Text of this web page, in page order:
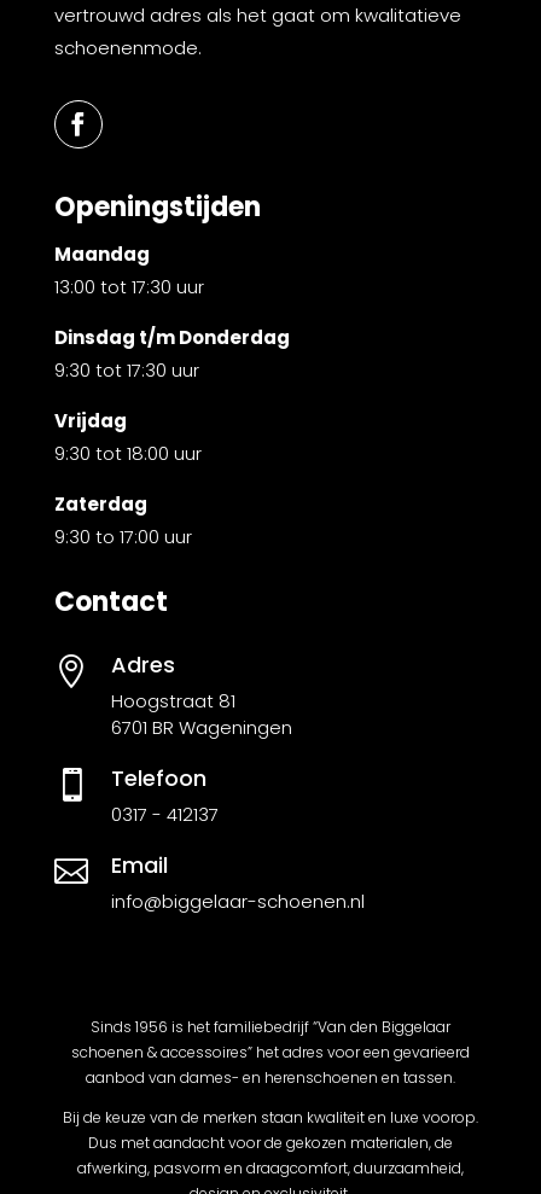
vertrouwd adres als het gaat om kwalitatieve
schoenenmode.
Openingstijden
Maandag
13:00 tot 17:30 uur
Dinsdag t/m Donderdag
9:30 tot 17:30 uur
Vrijdag
9:30 tot 18:00 uur
Zaterdag
9:30 to 17:00 uur
Contact
 Adres
Hoogstraat 81
6701 BR Wageningen
 Telefoon
0317 - 412137
 Email
info@biggelaar-schoenen.nl
Sinds 1956 is het familiebedrijf “Van den Biggelaar
schoenen & accessoires” het adres voor een gevarieerd
aanbod van dames- en herenschoenen en tassen.
Bij de keuze van de merken staan kwaliteit en luxe voorop.
Dus met aandacht voor de gekozen materialen, de
afwerking, pasvorm en draagcomfort, duurzaamheid,